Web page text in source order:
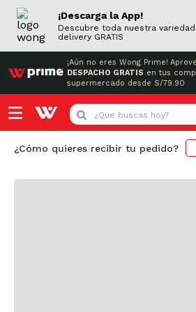
¡Descarga la App!
Descubre toda nuestra
delivery GRATIS
¡Aún no eres Wong Prime!
DESPACHO GRATIS en tus
supermercado desde S/79.90
¿Que buscas hoy?
¿Cómo quieres recibir tu pedido?
Cargando comentarios...